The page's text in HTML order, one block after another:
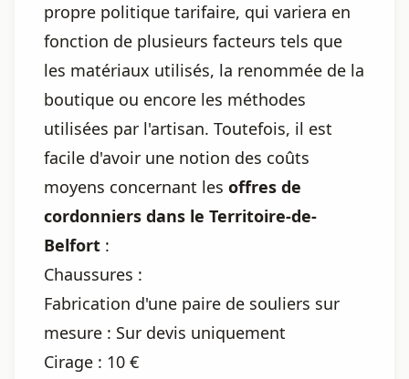
propre politique tarifaire, qui variera en
fonction de plusieurs facteurs tels que
les matériaux utilisés, la renommée de la
boutique ou encore les méthodes
utilisées par l'artisan. Toutefois, il est
facile d'avoir une notion des coûts
moyens concernant les offres de
cordonniers dans le Territoire-de-
Belfort :
Chaussures :
Fabrication d'une paire de souliers sur
mesure : Sur devis uniquement
Cirage : 10 €